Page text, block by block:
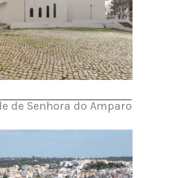
de Senhora do Amparo